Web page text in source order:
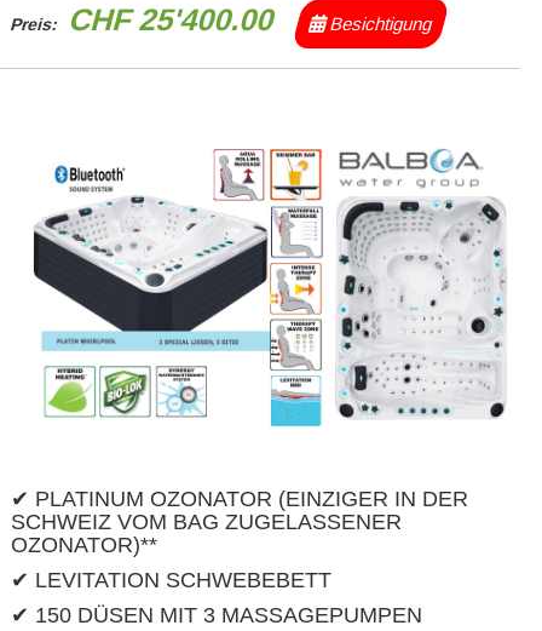
Preis: CHF 25'400.00 Besichtigung
✔ PLATINUM OZONATOR (EINZIGER IN DER
SCHWEIZ VOM BAG ZUGELASSENER
OZONATOR)**
✔ LEVITATION SCHWEBEBETT
✔ 150 DÜSEN MIT 3 MASSAGEPUMPEN